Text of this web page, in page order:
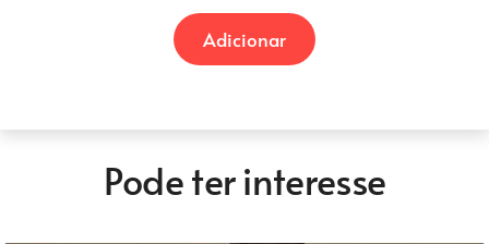
original
era:
Adicionar
Pode ter interesse